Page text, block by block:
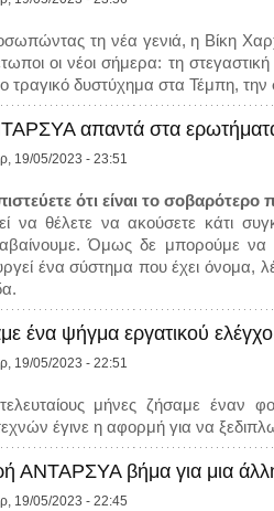
τη νέα γενιά, η Βίκη
οι νέοι σήμερα: τη
τραγικό δυστύχημα στα Τέμπη,
απαντά στα
19/05/2023 - 23:51
ότι είναι το
να θέλετε να ακούσετε κάτι
Όμως δε μπορούμε να
ένα σύστημα που έχει όνομα,
ένα ψήγμα εργατικού
19/05/2023 - 22:51
μήνες ζήσαμε έναν
έγινε η αφορμή για να
ΑΝΤΑΡΣΥΑ βήμα για μια
19/05/2023 - 22:45